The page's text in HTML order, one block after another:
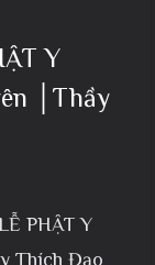
Y
│Thầy
PHẬT Y
Thích Đạo